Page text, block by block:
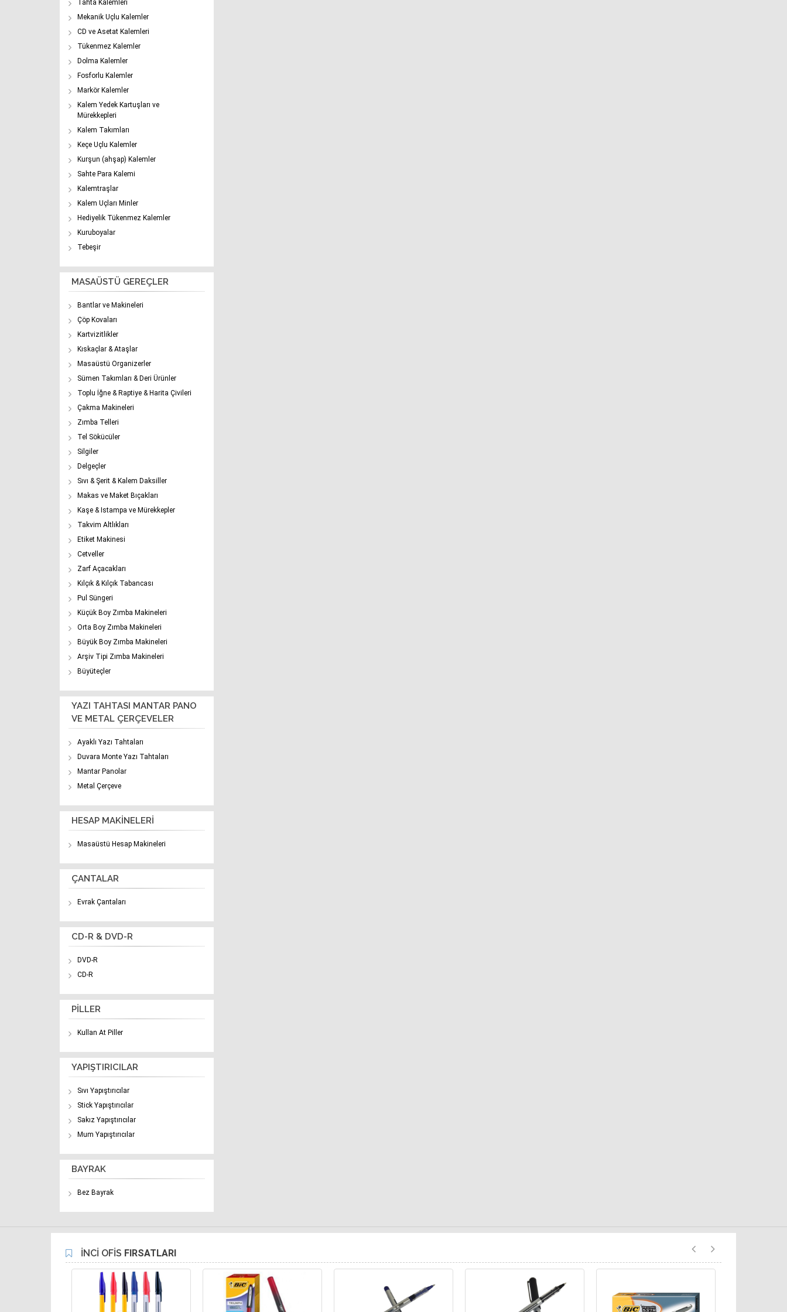
Tahta Kalemleri
Mekanik Uçlu Kalemler
CD ve Asetat Kalemleri
Tükenmez Kalemler
Dolma Kalemler
Fosforlu Kalemler
Markör Kalemler
Kalem Yedek Kartuşları ve
Mürekkepleri
Kalem Takımları
Keçe Uçlu Kalemler
Kurşun (ahşap) Kalemler
Sahte Para Kalemi
Kalemtraşlar
Kalem Uçları Minler
Hediyelik Tükenmez Kalemler
Kuruboyalar
Tebeşir
MASAÜSTÜ GEREÇLER
Bantlar ve Makineleri
Çöp Kovaları
Kartvizitlikler
Kıskaçlar & Ataşlar
Masaüstü Organizerler
Sümen Takımları & Deri Ürünler
Toplu İğne & Raptiye & Harita Çivileri
Çakma Makineleri
Zımba Telleri
Tel Sökücüler
Silgiler
Delgeçler
Sıvı & Şerit & Kalem Daksiller
Makas ve Maket Bıçakları
Kaşe & Istampa ve Mürekkepler
Takvim Altlıkları
Etiket Makinesi
Cetveller
Zarf Açacakları
Kılçık & Kılçık Tabancası
Pul Süngeri
Küçük Boy Zımba Makineleri
Orta Boy Zımba Makineleri
Büyük Boy Zımba Makineleri
Arşiv Tipi Zımba Makineleri
Büyüteçler
YAZI TAHTASI MANTAR PANO
VE METAL ÇERÇEVELER
Ayaklı Yazı Tahtaları
Duvara Monte Yazı Tahtaları
Mantar Panolar
Metal Çerçeve
HESAP MAKİNELERİ
Masaüstü Hesap Makineleri
ÇANTALAR
Evrak Çantaları
CD-R & DVD-R
DVD-R
CD-R
PİLLER
Kullan At Piller
YAPIŞTIRICILAR
Sıvı Yapıştırıcılar
Stick Yapıştırıcılar
Sakız Yapıştırıcılar
Mum Yapıştırıcılar
BAYRAK
Bez Bayrak
İNCİ OFİS FIRSATLARI